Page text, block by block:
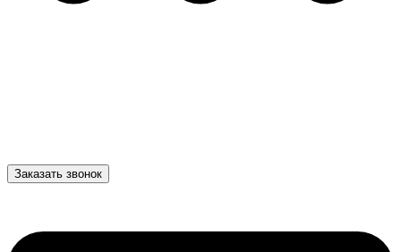
Заказать звонок